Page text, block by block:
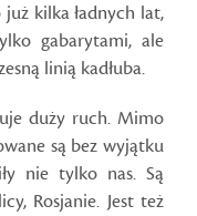
kilka ładnych lat,
gabarytami, ale
linią kadłuba.
duży ruch. Mimo
są bez wyjątku
nie tylko nas. Są
Rosjanie. Jest też